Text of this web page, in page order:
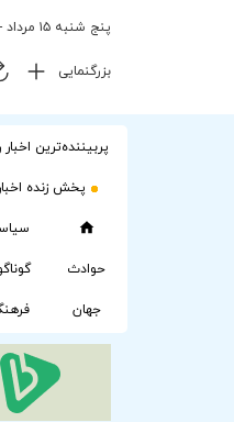
پنج شنبه ۱۵ مرداد - 06 August
بزرگنمایی
پربیننده‌ترین اخبار
پخش زنده اخبار
حوادث
جهان